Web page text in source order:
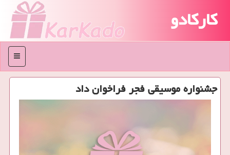
کارکادو
منو
جشنواره موسیقی فجر فراخوان داد